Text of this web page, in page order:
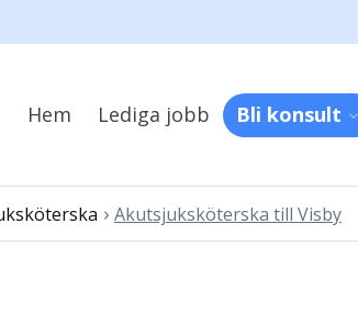
Hem Lediga jobb Bli konsult
› Akutsjuksköterska till Visby